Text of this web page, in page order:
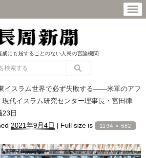
威にも屈することのない人民の言論機関
イスラム世界で必ず失敗する――米軍のアフ
代イスラム研究センター理事長・宮田律
23日
2021年9月4日 | Full size is 1194 × 682